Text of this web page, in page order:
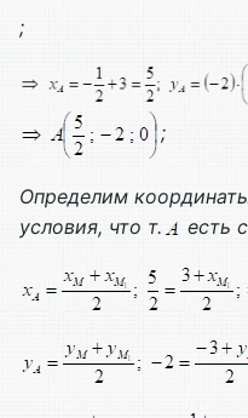
;
;
Определим
условия, что т.
есть